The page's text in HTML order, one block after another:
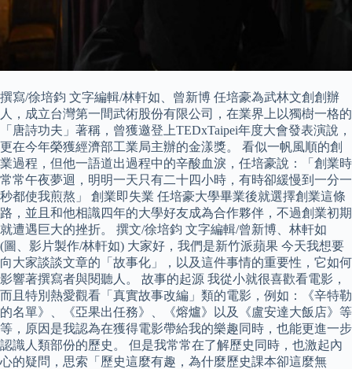
撰寫/徐培鈞 文字編輯/林軒如、曾新博 任培豪為武林文創創辦
人，成立台灣第一間武術股份有限公司，在業界上以獨樹一格的
「唐詩功夫」著稱，曾獲邀登上TEDxTaipei年度大會發表演說，
更在今年榮獲經濟部工業局主辦的金漾獎。 看似一帆風順的創
業過程，但他一語道出過程中的辛酸血淚，任培豪說：「創業時
常常午夜夢迴，明明一天只有二十四小時，有時卻緩慢到一分一
秒都使我煎熬」 創業即失業 任培豪大學畢業後就選擇創業這條
路，並且和他相識四年的大學好友成為合作夥伴，不過創業初期
就遭遇巨大的挫折。 撰文/徐培鈞 文字編輯/曾新博、林軒如
(圖、影片製作/林軒如) 大家好，我們是新竹派蘋果 今天我想要
向大家談談文章的「故事化」，以及這件事情的重要性，它如何
影響著撰寫者與閱聽人。 故事的起源 我從小就很喜歡看電影，
而且特別熱愛觀看「真實故事改編」類的電影，例如：《辛特勒
的名單》、《亞果出任務》、《熔爐》以及《盧安達大飯店》等
等，原因是我認為在獲得電影帶給我的樂趣同時，也能更進一步
認識人類部份的歷史。 但是我常常在了解歷史同時，也激起內
心的疑問，思索「歷史這麼有趣，為什麼歷史課本卻這麼無